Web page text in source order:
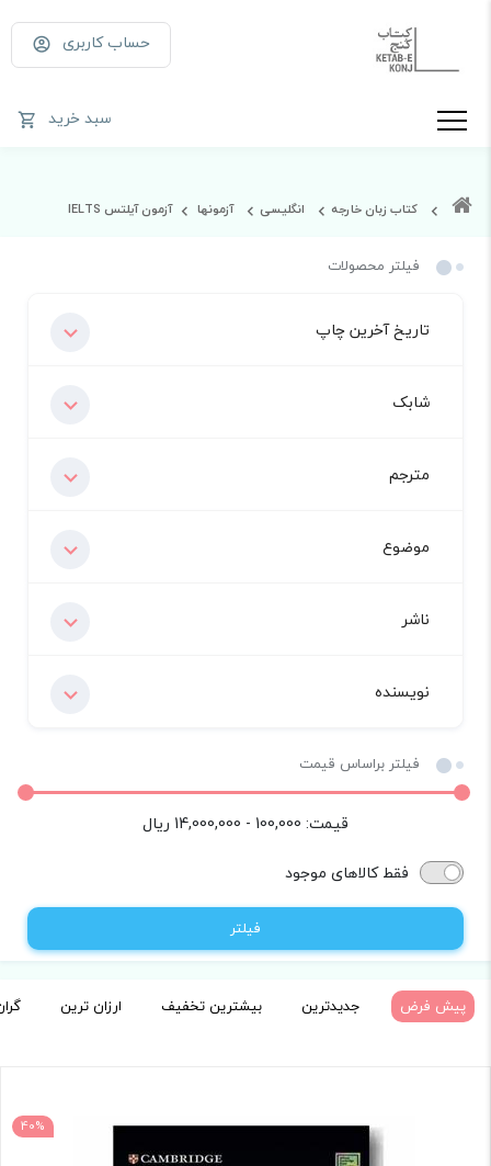
حساب کاربری
سبد خرید
کتاب زبان خارجه انگلیسی آزمونها آزمون آیلتس IELTS
فیلتر محصولات
تاریخ آخرین چاپ
شابک
مترجم
موضوع
ناشر
نویسنده
فیلتر براساس قیمت
قیمت: 100,000 - 14,000,000
ریال
فقط کالاهای موجود
فیلتر
پیش فرض جدیدترین بیشترین تخفیف ارزان ترین
40%